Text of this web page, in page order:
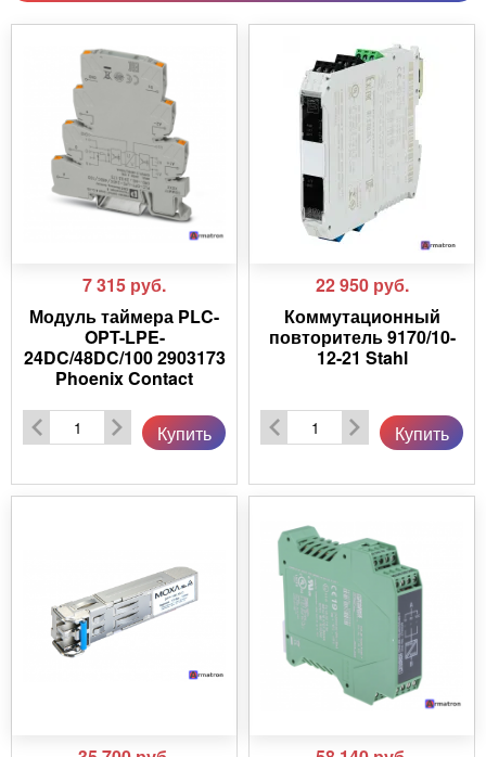
7 315 руб.
Модуль таймера PLC-
OPT-LPE-
24DC/48DC/100 2903173
Phoenix Contact
Купить
22 950 руб.
Коммутационный
повторитель 9170/10-
12-21 Stahl
Купить